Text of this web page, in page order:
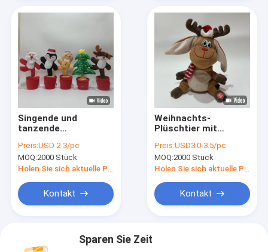
Singende und
tanzende
Weihnachtsmann
Lebkuchenmann
Weihnachtsbaum
Preis:USD 2-3/pc
MOQ:2000 Stück
Holen Sie sich aktuelle Preis
Kontakt
Weihnachts-
Plüschtier mit
und Musik
Preis:USD3.0-3.5/pc
MOQ:2000 Stück
Holen Sie sich aktuelle Preis
Kontakt
Sparen Sie Zeit